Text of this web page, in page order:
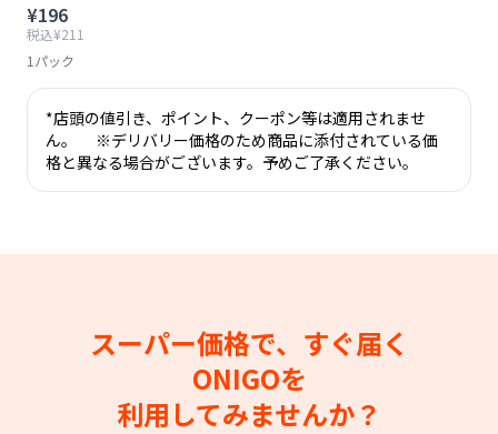
¥196
税込¥211
1パック
*店頭の値引き、ポイント、クーポン等は適用されませ
ん。 ※デリバリー価格のため商品に添付されている価
格と異なる場合がございます。予めご了承ください。
スーパー価格で、すぐ届く
ONIGOを
利用してみませんか？